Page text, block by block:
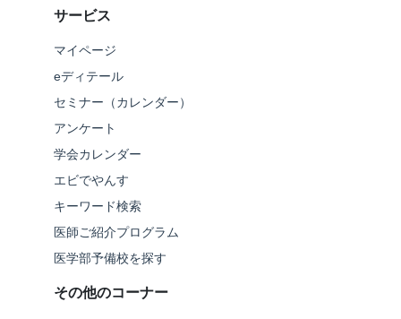
サービス
マイページ
eディテール
セミナー（カレンダー）
アンケート
学会カレンダー
エビでやんす
キーワード検索
医師ご紹介プログラム
医学部予備校を探す
その他のコーナー